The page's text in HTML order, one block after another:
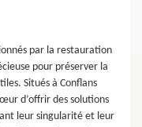
par la restauration
pour préserver la
Situés à Conflans
d’offrir des solutions
leur singularité et leur